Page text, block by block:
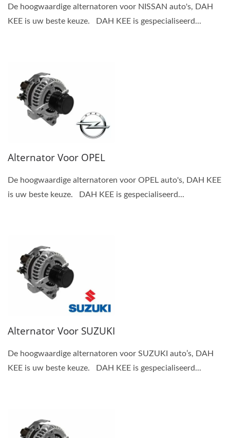
De hoogwaardige alternatoren voor NISSAN auto's, DAH
KEE is uw beste keuze. DAH KEE is gespecialiseerd...
Alternator Voor OPEL
De hoogwaardige alternatoren voor OPEL auto's, DAH KEE
is uw beste keuze. DAH KEE is gespecialiseerd...
Alternator Voor SUZUKI
De hoogwaardige alternatoren voor SUZUKI auto’s, DAH
KEE is uw beste keuze. DAH KEE is gespecialiseerd...